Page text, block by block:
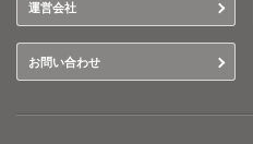
運営会社
お問い合わせ